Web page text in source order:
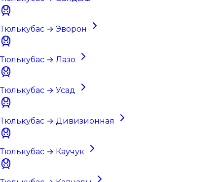
Тюлькубас → Эворон
Тюлькубас → Лазо
Тюлькубас → Усад
Тюлькубас → Дивизионная
Тюлькубас → Каучук